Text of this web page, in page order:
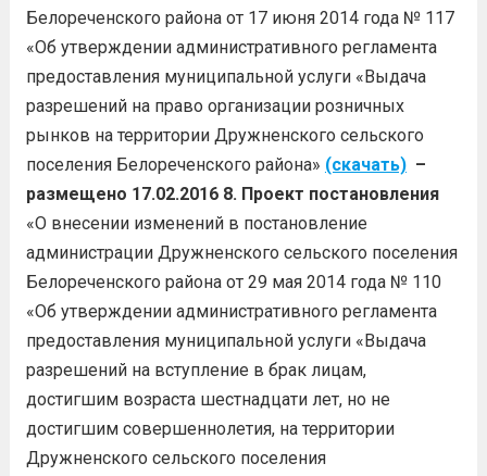
Белореченского района от 17 июня 2014 года № 117
«Об утверждении административного регламента
предоставления муниципальной услуги «Выдача
разрешений на право организации розничных
рынков на территории Дружненского сельского
поселения Белореченского района» (скачать)–
размещено 17.02.2016 8. Проект постановления
«О внесении изменений в постановление
администрации Дружненского сельского поселения
Белореченского района от 29 мая 2014 года № 110
«Об утверждении административного регламента
предоставления муниципальной услуги «Выдача
разрешений на вступление в брак лицам,
достигшим возраста шестнадцати лет, но не
достигшим совершеннолетия, на территории
Дружненского сельского поселения